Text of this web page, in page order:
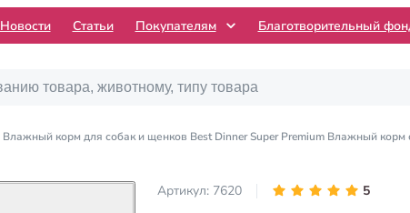
Новости Статьи Покупателям Благотворительный
Влажный корм для собак и щенков Best Dinner Super Premium Влажный корм
Артикул: 7620 5